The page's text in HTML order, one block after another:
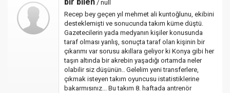
/ null
Recep bey geçen yıl mehmet ali kuntoğlunu, ekibini
desteklemişti ve sonucunda takım küme düştü.
Gazetecilerin yada medyanın kişiler konusunda
taraf olması yanlış, sonuçta taraf olan kişinin bir
çıkarımı var sorusu akıllara geliyor ki Konya gibi her
taşın altında bir akrebin yaşadığı ortamda neler
olabilir siz düşünün.. Gelelim yeni transferlere,
çıkmak isteyen takım oyuncusu istatistiklerine
bakarmısınız... Bu takım 8. haftada antrenör